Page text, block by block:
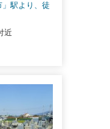
駅より、徒
近